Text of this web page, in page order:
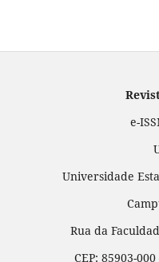
e-
Universidade
Rua da
CEP: 85903-